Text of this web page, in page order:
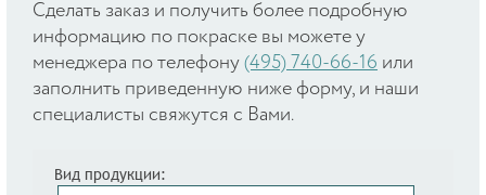
Cделать заказ и получить более подробную
информацию по покраске вы можете у
менеджера по телефону (495) 740-66-16 или
заполнить приведенную ниже форму, и наши
специалисты свяжутся с Вами.
Вид продукции: